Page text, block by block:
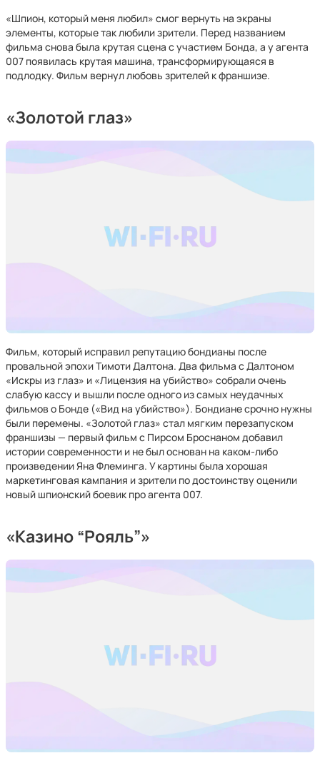
«Шпион, который меня любил» смог вернуть на экраны
элементы, которые так любили зрители. Перед названием
фильма снова была крутая сцена с участием Бонда, а у агента
007 появилась крутая машина, трансформирующаяся в
подлодку. Фильм вернул любовь зрителей к франшизе.
«Золотой глаз»
Фильм, который исправил репутацию бондианы после
провальной эпохи Тимоти Далтона. Два фильма с Далтоном
«Искры из глаз» и «Лицензия на убийство» собрали очень
слабую кассу и вышли после одного из самых неудачных
фильмов о Бонде («Вид на убийство»). Бондиане срочно нужны
были перемены. «Золотой глаз» стал мягким перезапуском
франшизы — первый фильм с Пирсом Броснаном добавил
истории современности и не был основан на каком-либо
произведении Яна Флеминга. У картины была хорошая
маркетинговая кампания и зрители по достоинству оценили
новый шпионский боевик про агента 007.
«Казино “Рояль”»